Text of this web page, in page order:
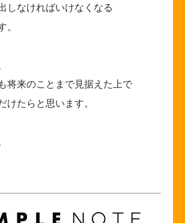
しなければいけなくなる
。
将来のことまで見据えた上で
けたらと思います。